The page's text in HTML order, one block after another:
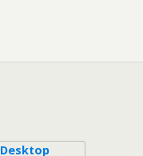
Desktop